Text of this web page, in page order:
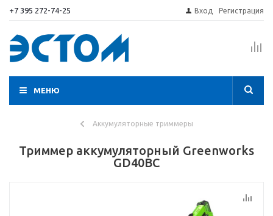
+7 395 272-74-25 Вход Регистрация
МЕНЮ
Аккумуляторные триммеры
Триммер аккумуляторный Greenworks
GD40BC